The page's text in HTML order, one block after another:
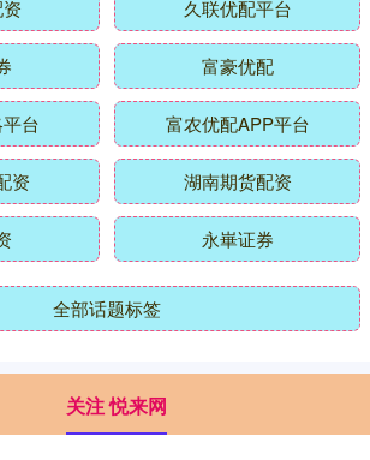
久联优配平台
富豪优配
台 富农优配APP平台
资 湖南期货配资
永崋证券
全部话题标签
关注 悦来网